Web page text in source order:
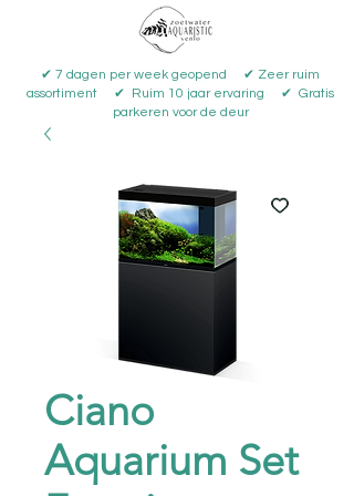
✔ 7 dagen per week geopend ✔ Zeer ruim
assortiment ✔ Ruim 10 jaar ervaring ✔ Gratis
parkeren voor de deur
Ciano
Aquarium Set